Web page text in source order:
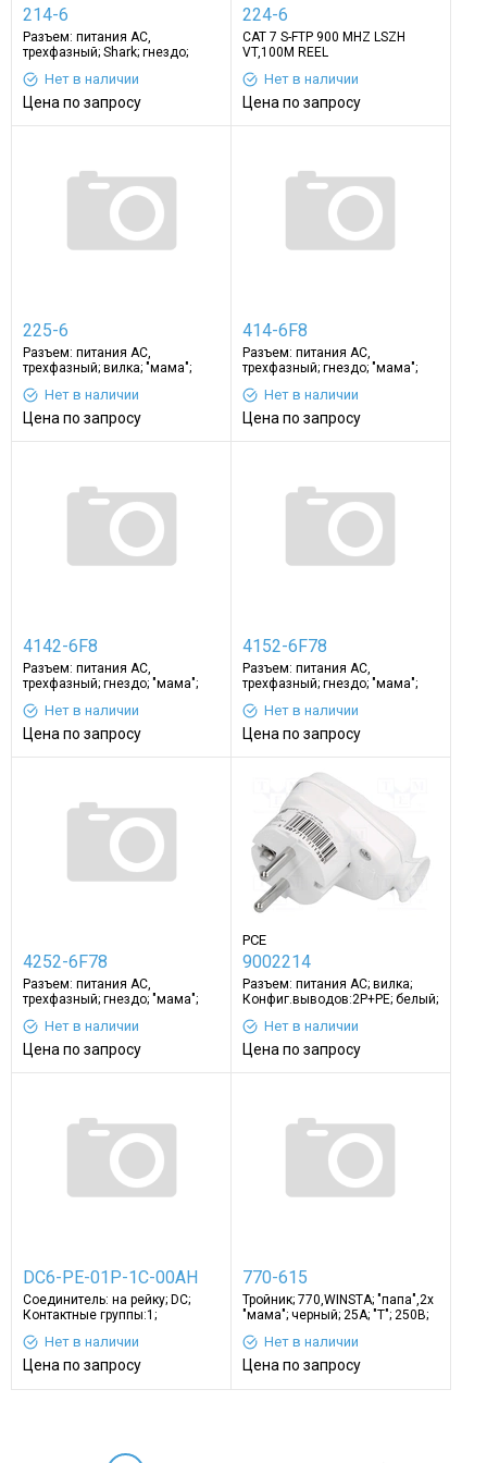
214-6
Разъем: питания АС,
трехфазный; Shark; гнездо;
Нет в наличии
Цена по запросу
224-6
CAT 7 S-FTP 900 MHZ LSZH
VT,100M REEL
Нет в наличии
Цена по запросу
225-6
Разъем: питания АС,
трехфазный; вилка; "мама";
Нет в наличии
Цена по запросу
414-6F8
Разъем: питания АС,
трехфазный; гнездо; "мама";
Нет в наличии
Цена по запросу
4142-6F8
Разъем: питания АС,
трехфазный; гнездо; "мама";
Нет в наличии
Цена по запросу
4152-6F78
Разъем: питания АС,
трехфазный; гнездо; "мама";
Нет в наличии
Цена по запросу
4252-6F78
Разъем: питания АС,
трехфазный; гнездо; "мама";
Нет в наличии
Цена по запросу
PCE
9002214
Разъем: питания AC; вилка;
Конфиг.выводов:2P+PE; белый;
Нет в наличии
Цена по запросу
DC6-PE-01P-1C-00AH
Соединитель: на рейку; DC;
Контактные группы:1;
Нет в наличии
Цена по запросу
770-615
Тройник; 770,WINSTA; "папа",2x
"мама"; черный; 25А; "T"; 250В;
Нет в наличии
Цена по запросу